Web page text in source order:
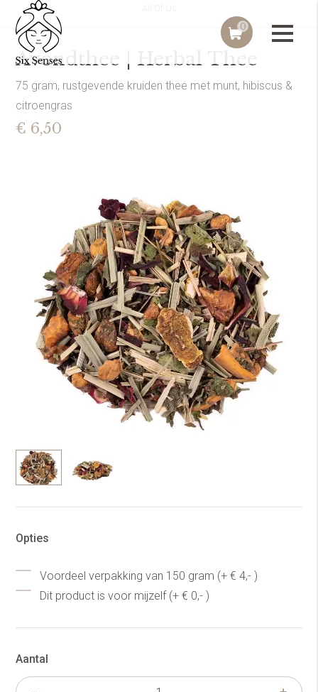
0
Avondthee | Herbal Thee
75 gram, rustgevende kruiden thee met munt, hibiscus &
citroengras
€ 6,50
Opties
Voordeel verpakking van 150 gram (+ € 4,- )
Dit product is voor mijzelf (+ € 0,- )
Aantal